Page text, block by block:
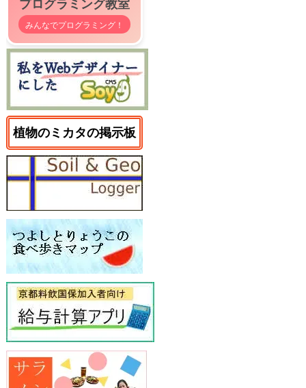
みんなでプログラミング！
植物のミカタの掲示板